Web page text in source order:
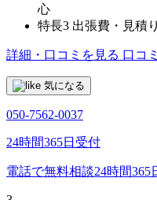
心
特長3 出張費・見積
詳細・口コミを見る 口コ
気になる
050-7562-0037
24時間365日受付
電話で無料相談24時間365